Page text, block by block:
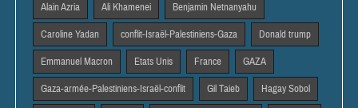
Alain Azria Ali Khamenei Benjamin Netnanyahu
Caroline Yadan conflit-Israël-Palestiniens-Gaza Donald trump
Emmanuel Macron Etats Unis France GAZA
Gaza-armée-Palestiniens-Israël-conflit Gil Taieb Hagay Sobol